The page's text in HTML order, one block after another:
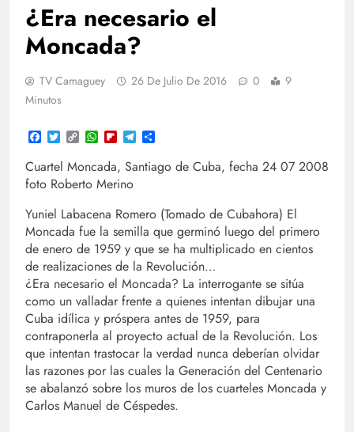
¿Era necesario el
Moncada?
TV Camaguey 26 De Julio De 2016 0
9
Minutos
Facebook
TwitterCopy
Link
WhatsApp
FlipboardTelegram
Cuartel Moncada, Santiago de Cuba, fecha 24 07 2008
foto Roberto Merino
Yuniel Labacena Romero (Tomado de Cubahora) El
Moncada fue la semilla que germinó luego del primero
de enero de 1959 y que se ha multiplicado en cientos
de realizaciones de la Revolución…
¿Era necesario el Moncada? La interrogante se sitúa
como un valladar frente a quienes intentan dibujar una
Cuba idílica y próspera antes de 1959, para
contraponerla al proyecto actual de la Revolución. Los
que intentan trastocar la verdad nunca deberían olvidar
las razones por las cuales la Generación del Centenario
se abalanzó sobre los muros de los cuarteles Moncada y
Carlos Manuel de Céspedes.